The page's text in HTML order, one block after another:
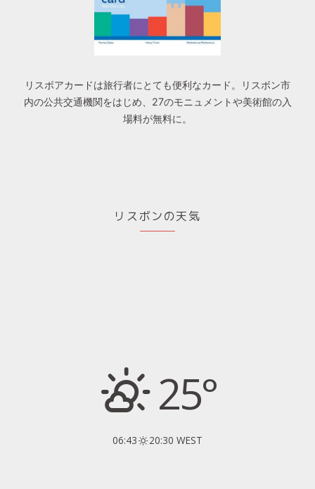
リスボアカードは旅行者にとても便利なカード。リスボン市
内の公共交通機関をはじめ、27のモニュメントや美術館の入
場料が無料に。
リスボンの天気
25°
06:43 20:30 WEST